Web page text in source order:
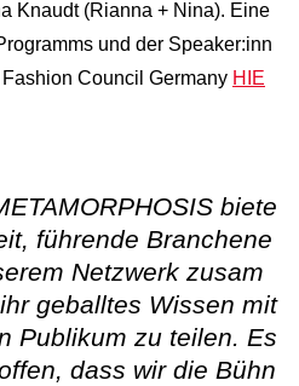
Knaudt (Rianna + Nina). Eine
und der Speaker:inn
Council Germany HIE
biete
führende Branchene
Netzwerk zusam
geballtes Wissen mit
Publikum zu teilen. Es
dass wir die Bühn